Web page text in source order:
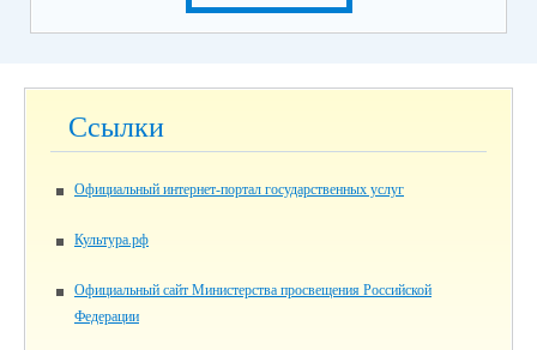
Ссылки
Официальный интернет-портал государственных услуг
Культура.рф
Официальный сайт Министерства просвещения Российской
Федерации